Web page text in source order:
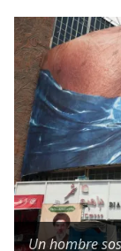
Un hombre